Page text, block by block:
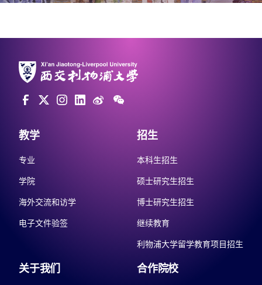
教学
专业
学院
海外交流和访学
电子文件验签
招生
本科生招生
硕士研究生招生
博士研究生招生
继续教育
利物浦大学留学教育项目招生
关于我们 合作院校